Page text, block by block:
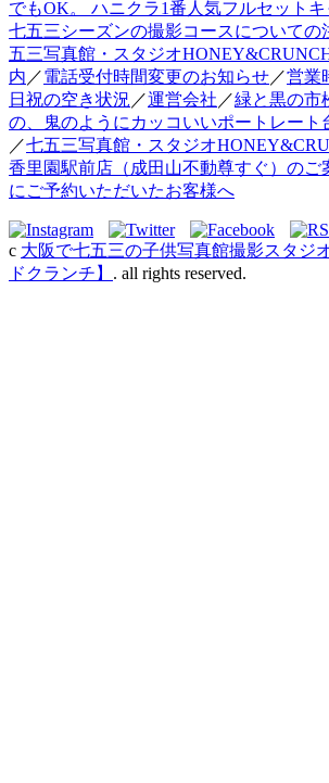
でもOK。 ハニクラ1番人気フルセット
七五三シーズンの撮影コースについての
五三写真館・スタジオ
内 ／電話受付時間変更のお知らせ／営業
日祝の空き状況 ／運営会社 ／緑と黒の市
の、鬼のようにカッコいいポートレート
／七五三写真館・スタジオ
香里園駅前店（成田山不動尊すぐ）のご
にご予約いただいたお客様へ
c 大阪で七五三の子供写真館撮影スタジ
ドクランチ】 . all rights reserved.